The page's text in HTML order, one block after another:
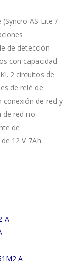
AS Lite /
de detección
con capacidad
2 circuitos de
de relé de
conexión de red y
de red no
de
12 V 7Ah.
A
A